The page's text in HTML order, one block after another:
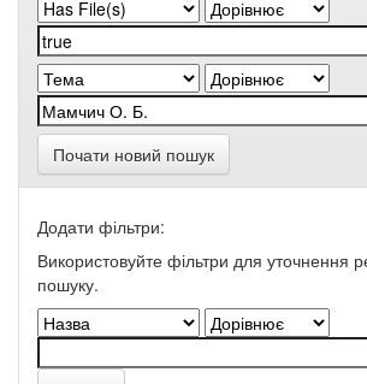
Почати новий пошук
Додати фільтри:
Використовуйте фільтри для уточнення
пошуку.